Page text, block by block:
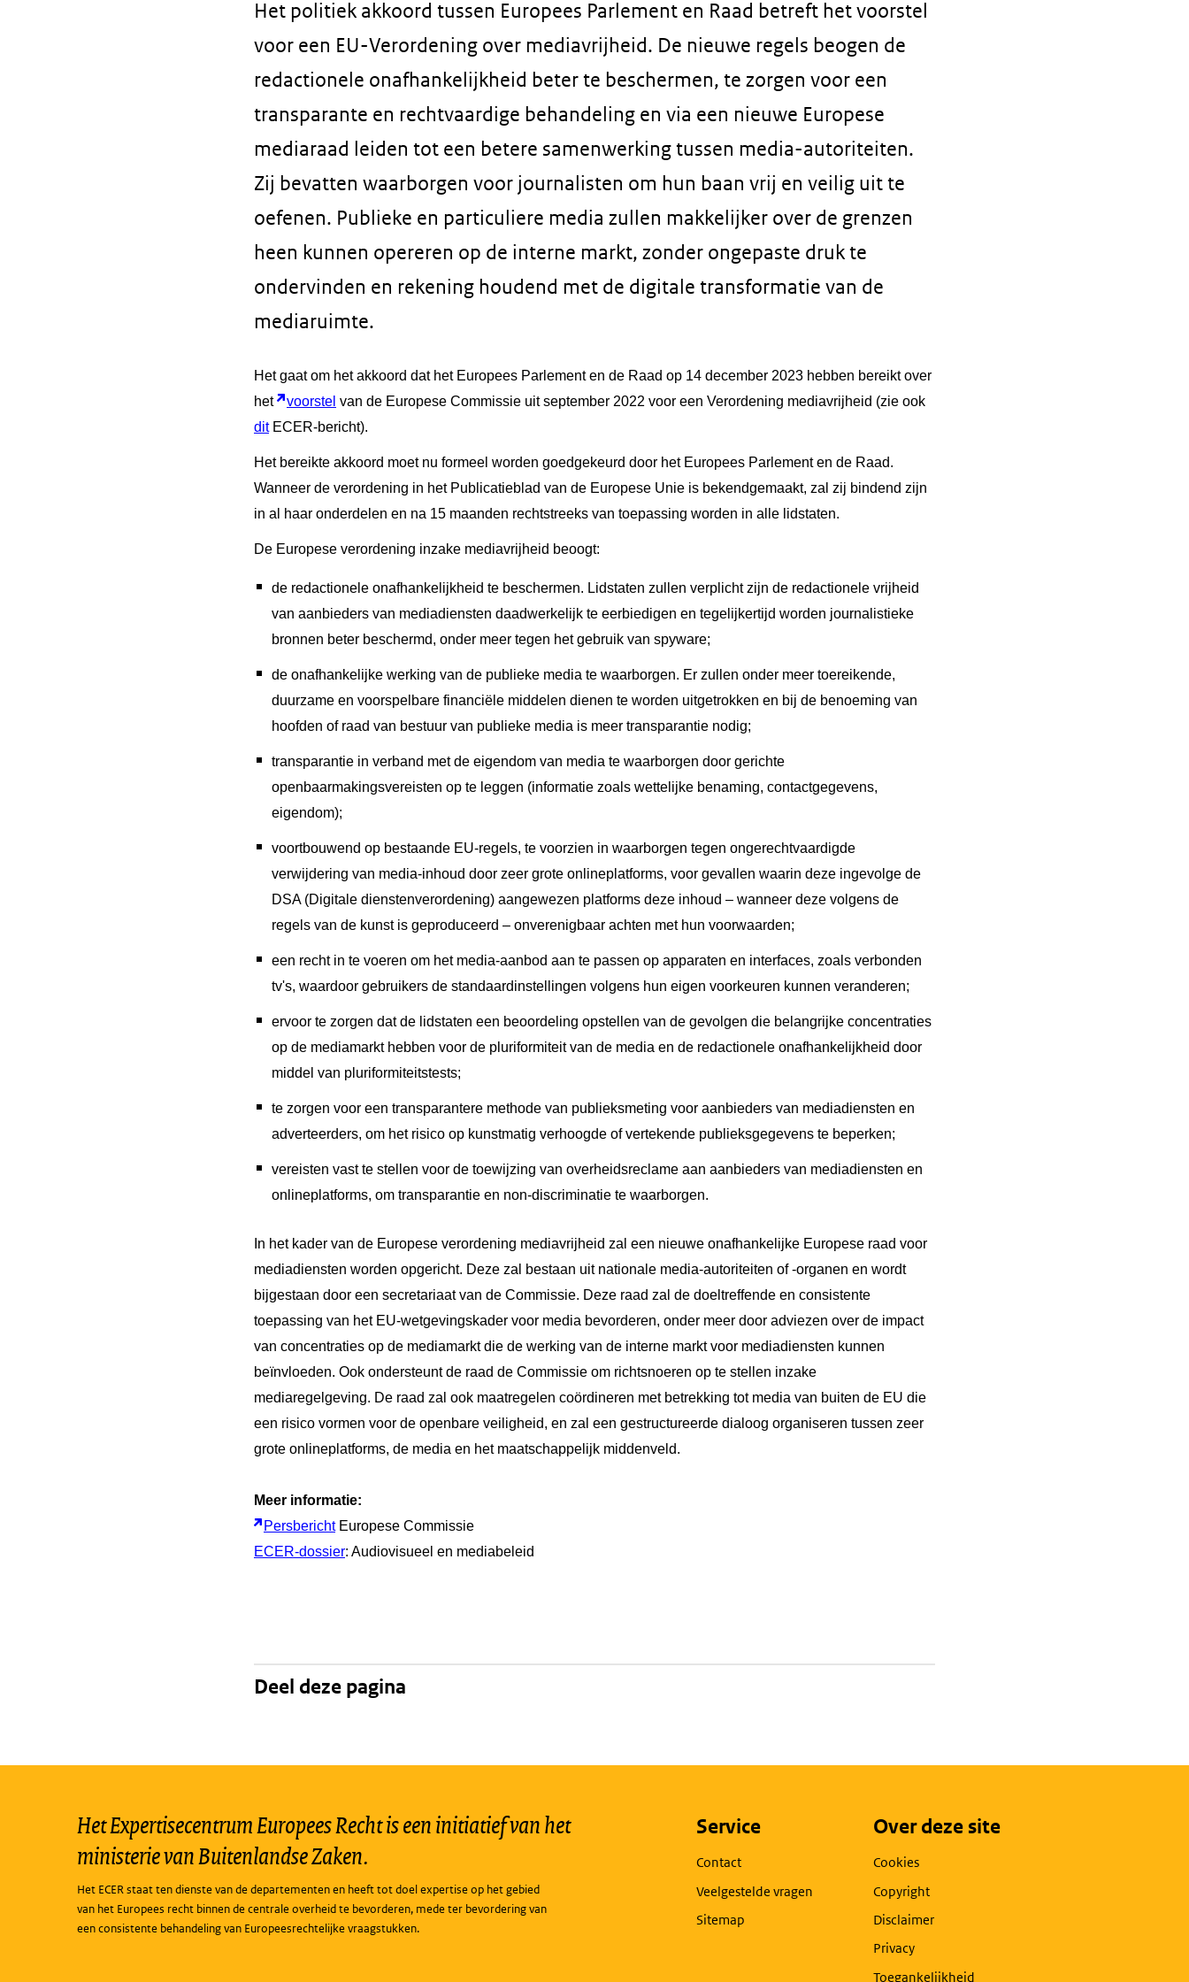
Het politiek akkoord tussen Europees Parlement en Raad betreft het voorstel
voor een EU-Verordening over mediavrijheid. De nieuwe regels beogen de
redactionele onafhankelijkheid beter te beschermen, te zorgen voor een
transparante en rechtvaardige behandeling en via een nieuwe Europese
mediaraad leiden tot een betere samenwerking tussen media-autoriteiten.
Zij bevatten waarborgen voor journalisten om hun baan vrij en veilig uit te
oefenen. Publieke en particuliere media zullen makkelijker over de grenzen
heen kunnen opereren op de interne markt, zonder ongepaste druk te
ondervinden en rekening houdend met de digitale transformatie van de
mediaruimte.
Het gaat om het akkoord dat het Europees Parlement en de Raad op 14 december 2023 hebben bereikt over
het
voorstel van de Europese Commissie uit september 2022 voor een Verordening mediavrijheid (zie ook
ditECER-bericht).
Het bereikte akkoord moet nu formeel worden goedgekeurd door het Europees Parlement en de Raad.
Wanneer de verordening in het Publicatieblad van de Europese Unie is bekendgemaakt, zal zij bindend zijn
in al haar onderdelen en na 15 maanden rechtstreeks van toepassing worden in alle lidstaten.
De Europese verordening inzake mediavrijheid beoogt:
de redactionele onafhankelijkheid te beschermen. Lidstaten zullen verplicht zijn de redactionele vrijheid
van aanbieders van mediadiensten daadwerkelijk te eerbiedigen en tegelijkertijd worden journalistieke
bronnen beter beschermd, onder meer tegen het gebruik van spyware;
de onafhankelijke werking van de publieke media te waarborgen. Er zullen onder meer toereikende,
duurzame en voorspelbare financiële middelen dienen te worden uitgetrokken en bij de benoeming van
hoofden of raad van bestuur van publieke media is meer transparantie nodig;
transparantie in verband met de eigendom van media te waarborgen door gerichte
openbaarmakingsvereisten op te leggen (informatie zoals wettelijke benaming, contactgegevens,
eigendom);
voortbouwend op bestaande EU-regels, te voorzien in waarborgen tegen ongerechtvaardigde
verwijdering van media-inhoud door zeer grote onlineplatforms, voor gevallen waarin deze ingevolge de
DSA (Digitale dienstenverordening) aangewezen platforms deze inhoud – wanneer deze volgens de
regels van de kunst is geproduceerd – onverenigbaar achten met hun voorwaarden;
een recht in te voeren om het media-aanbod aan te passen op apparaten en interfaces, zoals verbonden
tv's, waardoor gebruikers de standaardinstellingen volgens hun eigen voorkeuren kunnen veranderen;
ervoor te zorgen dat de lidstaten een beoordeling opstellen van de gevolgen die belangrijke concentraties
op de mediamarkt hebben voor de pluriformiteit van de media en de redactionele onafhankelijkheid door
middel van pluriformiteitstests;
te zorgen voor een transparantere methode van publieksmeting voor aanbieders van mediadiensten en
adverteerders, om het risico op kunstmatig verhoogde of vertekende publieksgegevens te beperken;
vereisten vast te stellen voor de toewijzing van overheidsreclame aan aanbieders van mediadiensten en
onlineplatforms, om transparantie en non-discriminatie te waarborgen.
In het kader van de Europese verordening mediavrijheid zal een nieuwe onafhankelijke Europese raad voor
mediadiensten worden opgericht. Deze zal bestaan uit nationale media-autoriteiten of -organen en wordt
bijgestaan door een secretariaat van de Commissie. Deze raad zal de doeltreffende en consistente
toepassing van het EU-wetgevingskader voor media bevorderen, onder meer door adviezen over de impact
van concentraties op de mediamarkt die de werking van de interne markt voor mediadiensten kunnen
beïnvloeden. Ook ondersteunt de raad de Commissie om richtsnoeren op te stellen inzake
mediaregelgeving. De raad zal ook maatregelen coördineren met betrekking tot media van buiten de EU die
een risico vormen voor de openbare veiligheid, en zal een gestructureerde dialoog organiseren tussen zeer
grote onlineplatforms, de media en het maatschappelijk middenveld.
Meer informatie:
PersberichtEuropese Commissie
ECER-dossier: Audiovisueel en mediabeleid
Deel deze pagina
Het Expertisecentrum Europees Recht is een initiatief van het
ministerie van Buitenlandse Zaken.
Het ECER staat ten dienste van de departementen en heeft tot doel expertise op het gebied
van het Europees recht binnen de centrale overheid te bevorderen, mede ter bevordering van
een consistente behandeling van Europeesrechtelijke vraagstukken.
Service
Contact
Veelgestelde vragen
Sitemap
Over deze site
Cookies
Copyright
Disclaimer
Privacy
Toegankelijkheid